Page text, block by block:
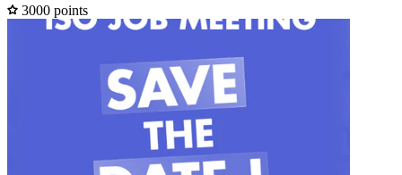
3000 points